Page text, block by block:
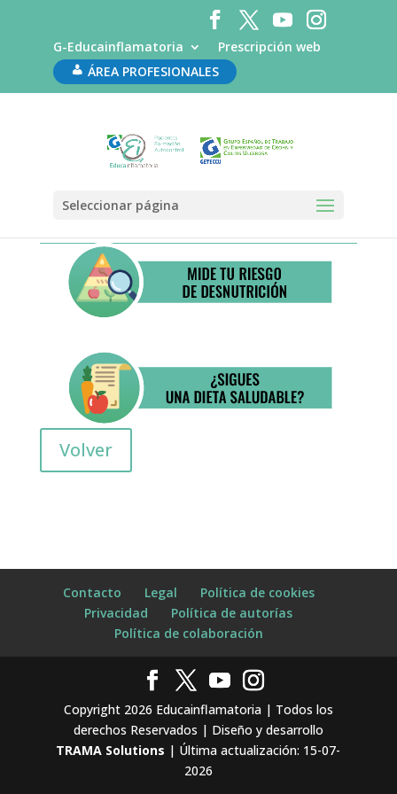
G-Educainflamatoria
Prescripción web
ÁREA PROFESIONALES
Seleccionar página
Control nutricional
Volver
Contacto Legal
Política de cookies
Privacidad
Política de autorías
Política de colaboración
Copyright 2026 Educainflamatoria | Todos los
derechos Reservados | Diseño y desarrollo
TRAMA Solutions | Última actualización: 15-07-
2026